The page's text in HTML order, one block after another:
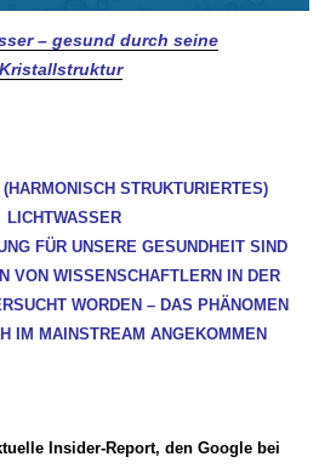
– gesund durch seine
STRUKTURIERTES)
LICHTWASSER
FÜR UNSERE GESUNDHEIT SIND
VON WISSENSCHAFTLERN IN DER
WORDEN – DAS PHÄNOMEN
IM MAINSTREAM ANGEKOMMEN
Insider-Report, den Google bei